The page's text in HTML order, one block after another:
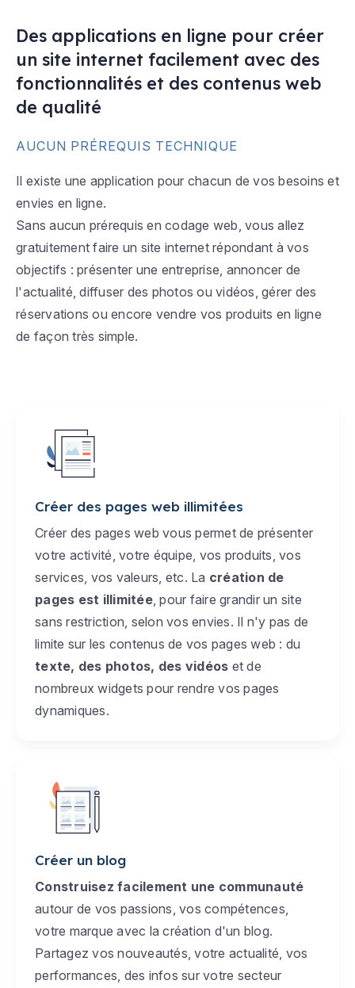
Des applications en ligne pour créer
un site internet facilement avec des
fonctionnalités et des contenus web
de qualité
AUCUN PRÉREQUIS TECHNIQUE
Il existe une application pour chacun de vos besoins et
envies en ligne.
Sans aucun prérequis en codage web, vous allez
gratuitement faire un site internet répondant à vos
objectifs : présenter une entreprise, annoncer de
l'actualité, diffuser des photos ou vidéos, gérer des
réservations ou encore vendre vos produits en ligne
de façon très simple.
Créer des pages web illimitées
Créer des pages web vous permet de présenter
votre activité, votre équipe, vos produits, vos
services, vos valeurs, etc. La création de
pages est illimitée, pour faire grandir un site
sans restriction, selon vos envies. Il n'y pas de
limite sur les contenus de vos pages web : du
texte, des photos, des vidéos et de
nombreux widgets pour rendre vos pages
dynamiques.
Créer un blog
Construisez facilement une communauté
autour de vos passions, vos compétences,
votre marque avec la création d'un blog.
Partagez vos nouveautés, votre actualité, vos
performances, des infos sur votre secteur